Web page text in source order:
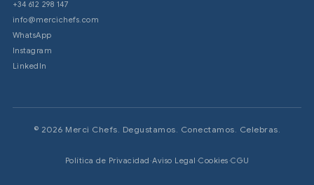
+34 612 298 147
info@mercichefs.com
WhatsApp
Instagram
LinkedIn
© 2026 Merci Chefs. Degustamos. Conectamos. Celebras.
Política de Privacidad ·Aviso Legal ·Cookies·CGU